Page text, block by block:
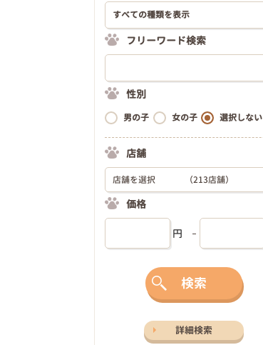
フリーワード検索
性別
男の子 女の子 選択しない
店舗
店舗を選択 （213店舗）
価格
円
検索
詳細検索